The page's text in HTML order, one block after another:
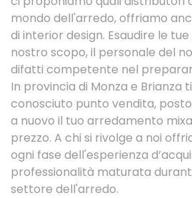
mondo dell'arredo, offriamo
di interior design. Esaudire le
nostro scopo, il personale del
difatti competente nel
In provincia di Monza e Brianza
conosciuto punto vendita,
a nuovo il tuo arredamento
prezzo. A chi si rivolge a noi
ogni fase dell'esperienza
professionalità maturata
settore dell'arredo.